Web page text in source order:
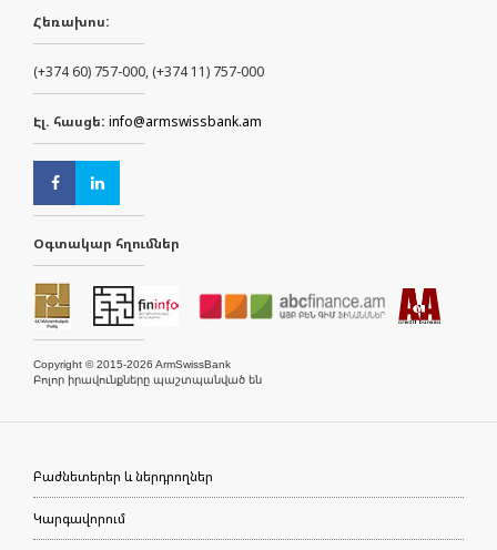
Հեռախոս:
(+374 60) 757-000, (+374 11) 757-000
Էլ. հասցե: info@armswissbank.am
Օգտակար հղումներ
Copyright © 2015-2026 ArmSwissBank
Բոլոր իրավունքները պաշտպանված են
Բաժնետերեր և ներդրողներ
Կարգավորում